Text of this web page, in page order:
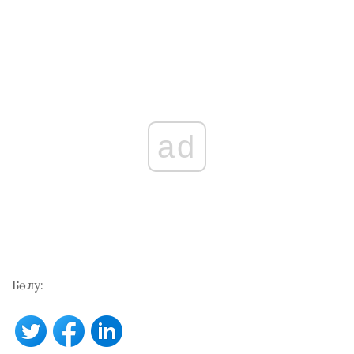
ad
Бөлу: